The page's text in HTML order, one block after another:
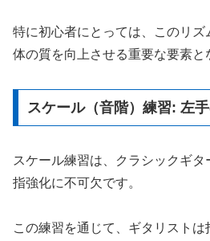
特に初心者にとっては、このリ
体の質を向上させる重要な要素と
スケール（音階）練習: 左
スケール練習は、クラシックギ
指強化に不可欠です。
この練習を通じて、ギタリスト